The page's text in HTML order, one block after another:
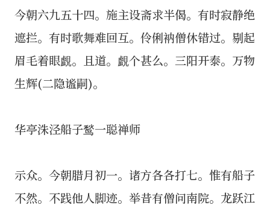
今朝六九五十四。施主设斋求半偈。有时寂静绝
遮拦。有时歌舞难回互。伶俐衲僧休错过。剔起
眉毛着眼覰。且道。覰个甚么。三阳开泰。万物
生辉(二隐谧嗣)。
华亭洙泾船子鹙一聪禅师
示众。今朝腊月初一。诸方各各打七。惟有船子
不然。不践他人脚迹。举昔有僧问南院。龙跃江